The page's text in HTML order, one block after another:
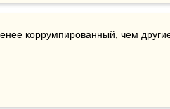
коррумпированный, чем